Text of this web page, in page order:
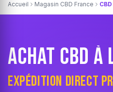
Accueil Magasin CBD France
ACHAT CBD À
EXPÉDITION DIRECT